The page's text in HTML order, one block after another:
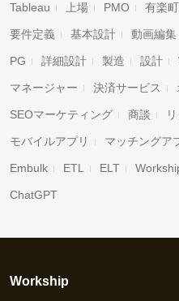
Tableau 上場 PMO 有楽町
要件定義 基本設計 動画編集
PG 詳細設計 製造 設計
マネージャー 決済サービス
SEOマーケティング 商談
モバイルアプリ マッチングア
Embulk ETL ELT
ChatGPT
Workship